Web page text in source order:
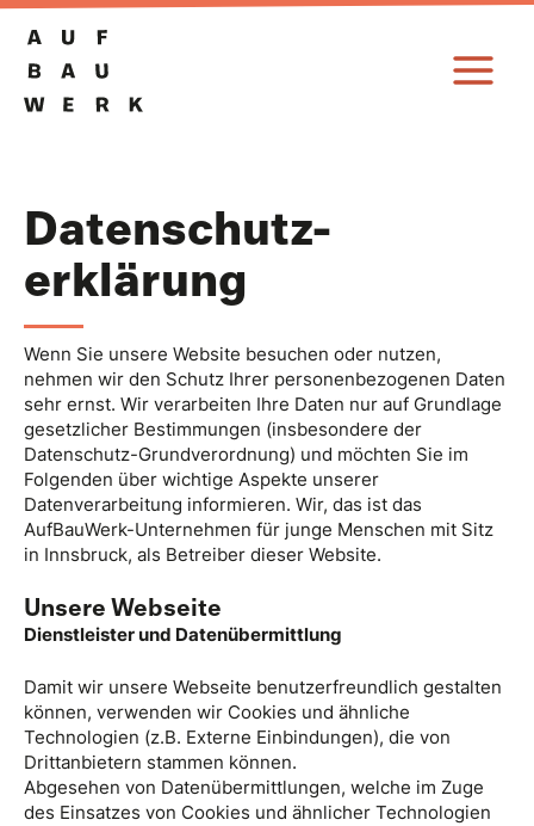
Zum
Inhalt
springen
Datenschutz-
erklärung
Wenn Sie unsere Website besuchen oder nutzen,
nehmen wir den Schutz Ihrer personenbezogenen Daten
sehr ernst. Wir verarbeiten Ihre Daten nur auf Grundlage
gesetzlicher Bestimmungen (insbesondere der
Datenschutz-Grundverordnung) und möchten Sie im
Folgenden über wichtige Aspekte unserer
Datenverarbeitung informieren. Wir, das ist das
AufBauWerk-Unternehmen für junge Menschen mit Sitz
in Innsbruck, als Betreiber dieser Website.
Unsere Webseite
Dienstleister und Datenübermittlung
Damit wir unsere Webseite benutzerfreundlich gestalten
können, verwenden wir Cookies und ähnliche
Technologien (z.B. Externe Einbindungen), die von
Drittanbietern stammen können.
Abgesehen von Datenübermittlungen, welche im Zuge
des Einsatzes von Cookies und ähnlicher Technologien